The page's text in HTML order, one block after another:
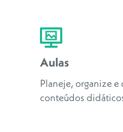
Aulas
Planeje, organize
conteúdos